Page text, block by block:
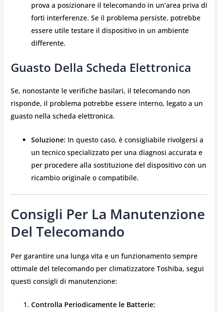
prova a posizionare il telecomando in un’area priva di
forti interferenze. Se il problema persiste, potrebbe
essere utile testare il dispositivo in un ambiente
differente.
Guasto Della Scheda Elettronica
Se, nonostante le verifiche basilari, il telecomando non
risponde, il problema potrebbe essere interno, legato a un
guasto nella scheda elettronica.
Soluzione: In questo caso, è consigliabile rivolgersi a
un tecnico specializzato per una diagnosi accurata e
per procedere alla sostituzione del dispositivo con un
ricambio originale o compatibile.
Consigli Per La Manutenzione
Del Telecomando
Per garantire una lunga vita e un funzionamento sempre
ottimale del telecomando per climatizzatore Toshiba, segui
questi consigli di manutenzione:
Controlla Periodicamente le Batterie: